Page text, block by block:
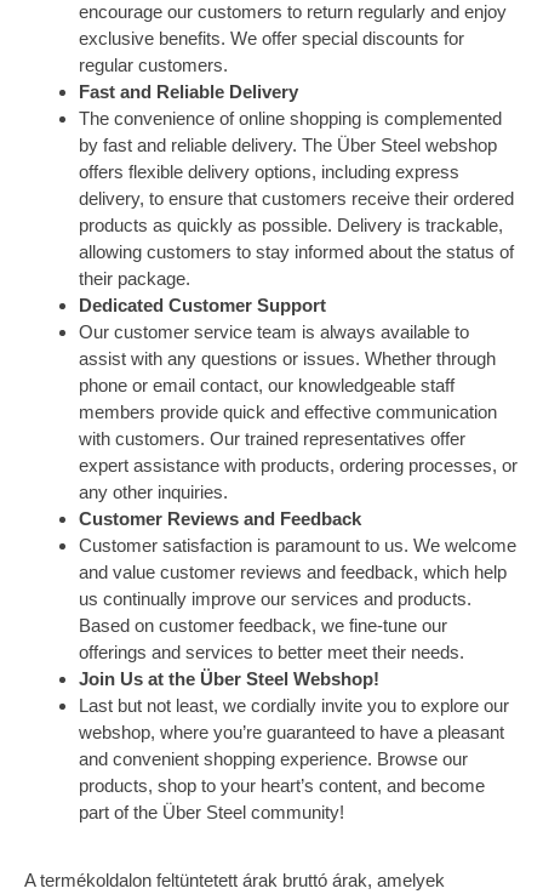
encourage our customers to return regularly and enjoy
exclusive benefits. We offer special discounts for
regular customers.
Fast and Reliable Delivery
The convenience of online shopping is complemented
by fast and reliable delivery. The Über Steel webshop
offers flexible delivery options, including express
delivery, to ensure that customers receive their ordered
products as quickly as possible. Delivery is trackable,
allowing customers to stay informed about the status of
their package.
Dedicated Customer Support
Our customer service team is always available to
assist with any questions or issues. Whether through
phone or email contact, our knowledgeable staff
members provide quick and effective communication
with customers. Our trained representatives offer
expert assistance with products, ordering processes, or
any other inquiries.
Customer Reviews and Feedback
Customer satisfaction is paramount to us. We welcome
and value customer reviews and feedback, which help
us continually improve our services and products.
Based on customer feedback, we fine-tune our
offerings and services to better meet their needs.
Join Us at the Über Steel Webshop!
Last but not least, we cordially invite you to explore our
webshop, where you’re guaranteed to have a pleasant
and convenient shopping experience. Browse our
products, shop to your heart’s content, and become
part of the Über Steel community!
A termékoldalon feltüntetett árak bruttó árak, amelyek